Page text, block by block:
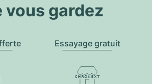
vous gardez
Essayage gratuit